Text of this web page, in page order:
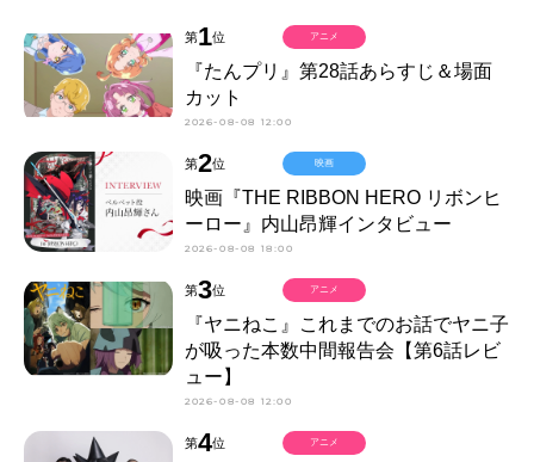
第1位
『たんプリ』第28話あらすじ＆場面
カット
2026-08-08 12:00
アニメ
第2位
映画『THE RIBBON HERO リボンヒ
ーロー』内山昂輝インタビュー
2026-08-08 18:00
映画
第3位
『ヤニねこ』これまでのお話でヤニ子
が吸った本数中間報告会【第6話レビ
ュー】
2026-08-08 12:00
アニメ
第4位 アニメ